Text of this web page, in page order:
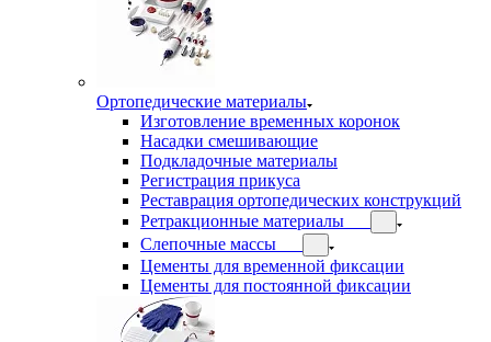
Ортопедические материалы
Изготовление временных коронок
Насадки смешивающие
Подкладочные материалы
Регистрация прикуса
Реставрация ортопедических конструкций
Ретракционные материалы
Слепочные массы
Цементы для временной фиксации
Цементы для постоянной фиксации